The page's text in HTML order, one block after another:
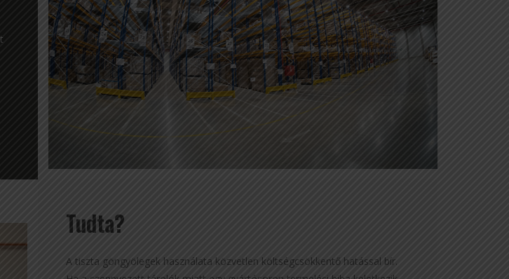
Tudta?
A tiszta göngyölegek használata közvetlen költségcsökkentő hatással bír.